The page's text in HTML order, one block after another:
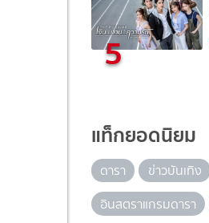
5
แท็กยอดนิยม
ดารา ข่าวบันเทิง
อินสตราแกรมดารา